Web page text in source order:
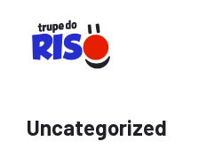
Uncategorized